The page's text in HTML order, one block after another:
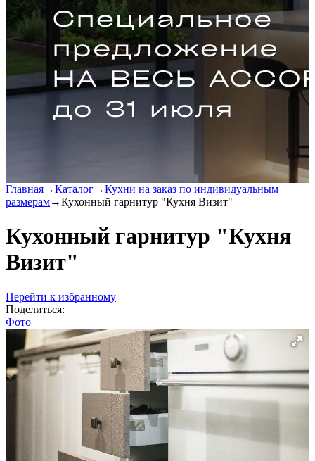
Главная→Каталог→Кухни на заказ по индивидуальным
размерам→Кухонный гарнитур "Кухня Визит"
Кухонный гарнитур "Кухня
Визит"
Перейти к избранному
Поделиться:
Фото